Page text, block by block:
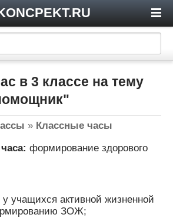
в 3 классе на тему
» Классные часы
формирование здорового
учащихся активной жизненной
ЗОЖ;